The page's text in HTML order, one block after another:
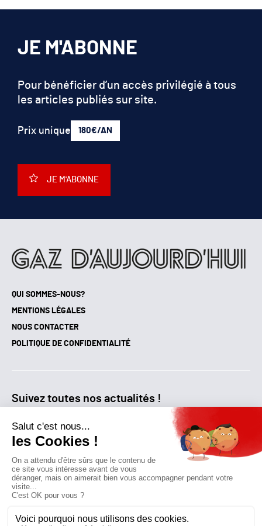
QUI SOMMES-NOUS?
MENTIONS LÉGALES
NOUS CONTACTER
POLITIQUE DE CONFIDENTIALITÉ
Suivez toutes nos actualités !
NEWSLETTER
Qui sommes-nous?
Contactez-nous
JE M'ABONNE
Pour bénéficier d’un accès privilégié à tous
les articles publiés sur site.
Prix unique 180€/AN
JE M'ABONNE